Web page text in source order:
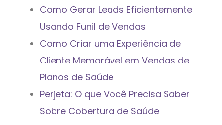
Como Gerar Leads Eficientemente
Usando Funil de Vendas
Como Criar uma Experiência de
Cliente Memorável em Vendas de
Planos de Saúde
Perjeta: O que Você Precisa Saber
Sobre Cobertura de Saúde